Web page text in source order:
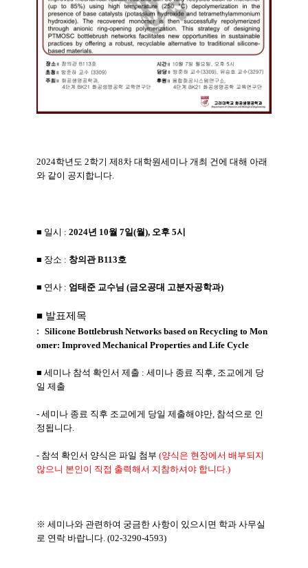
2024학년도 2학기 제8차 대학원세미나 개최 건에 대해 아래
와 같이 공지합니다.
■ 일시 : 2024년 10월 7일(월), 오후 5시
■ 장소 : 창의관 B113호
■ 연사 : 엄태준 교수님 (금오공대 고분자공학과)
■ 발표제목
: Silicone Bottlebrush Networks based on Recycling to Mon
omer: Improved Mechanical Properties and Life Cycle
■ 세미나 참석 확인서 제출 : 세미나 종료 직후, 조교에게 당
일 제출
- 세미나 종료 직후 조교에게 당일 제출해야만, 참석으로 인
정됩니다.
- 참석 확인서 양식은 파일 첨부 (양식은 현장에서 배부되지
않으니 본인이 직접 출력해서 지참하셔야 합니다.)
※ 세미나와 관련하여 궁금한 사항이 있으시면 학과 사무실
로 연락 바랍니다. (02-3290-4593)